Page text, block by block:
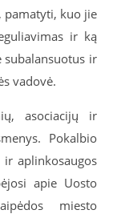
pamatyti, kuo jie
ir ką
ir
vadovė.
asociacijų ir
Pokalbio
aplinkosaugos
apie Uosto
miesto